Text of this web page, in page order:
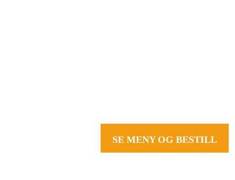
SE MENY OG BESTILL